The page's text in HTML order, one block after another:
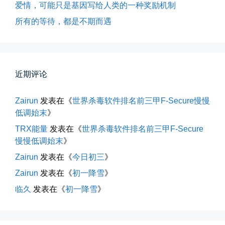
爱情，可能只是基因写给人类的一种奖励机制
所有的等待，都是不期而遇
近期评论
Zairun 发表在《世界杀毒软件排名前三甲F-Secure慢慢
低调始末》
TRX能量 发表在《世界杀毒软件排名前三甲F-Secure
慢慢低调始末》
Zairun 发表在《今日初三》
Zairun 发表在《初一降雪》
临久 发表在《初一降雪》
晨风微凉，小区花香正浓。 从外...
📅 05-04 12:35 👤 Zairun